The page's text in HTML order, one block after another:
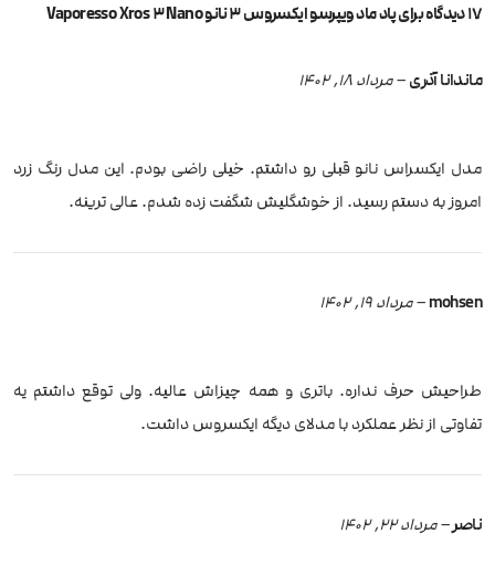
17 دیدگاه برای پاد ماد ویپرسو ایکسروس 3 نانو Vaporesso Xros 3 Nano
ماندانا آذری–مرداد 18, 1402
مدل ایکسراس نانو قبلی رو داشتم. خیلی راضی بودم. این مدل رنگ زرد
امروز به دستم رسید. از خوشگلیش شگفت زده شدم. عالی ترینه.
mohsen
– مرداد 19, 1402
طراحیش حرف نداره. باتری و همه چیزاش عالیه. ولی توقع داشتم یه
تفاوتی از نظر عملکرد با مدلای دیگه ایکسروس داشت.
ناصر– مرداد 22, 1402